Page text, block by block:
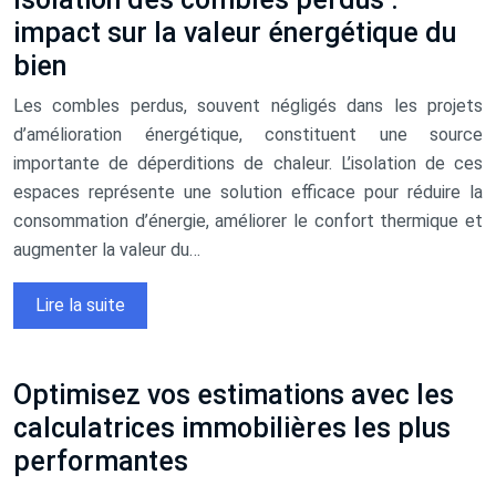
impact sur la valeur énergétique du
bien
Les combles perdus, souvent négligés dans les projets
d’amélioration énergétique, constituent une source
importante de déperditions de chaleur. L’isolation de ces
espaces représente une solution efficace pour réduire la
consommation d’énergie, améliorer le confort thermique et
augmenter la valeur du…
Lire la suite
Optimisez vos estimations avec les
calculatrices immobilières les plus
performantes